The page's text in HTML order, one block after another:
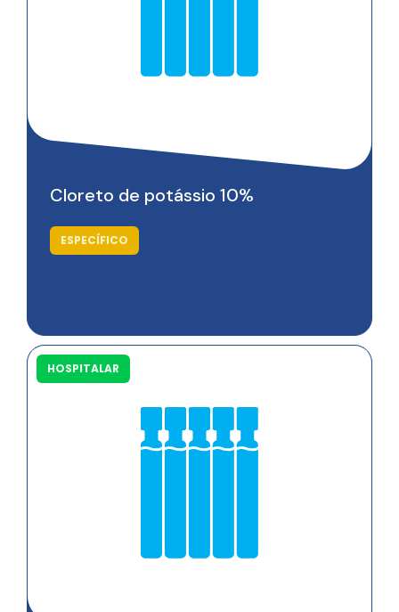
Cloreto de potássio 10%
ESPECÍFICO
HOSPITALAR